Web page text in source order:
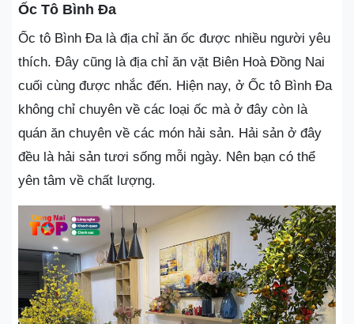
Ốc Tô Bình Đa
Ốc tô Bình Đa là địa chỉ ăn ốc được nhiều người yêu
thích. Đây cũng là địa chỉ ăn vặt Biên Hoà Đồng Nai
cuối cùng được nhắc đến. Hiện nay, ở Ốc tô Bình Đa
không chỉ chuyên về các loại ốc mà ở đây còn là
quán ăn chuyên về các món hải sản. Hải sản ở đây
đều là hải sản tươi sống mỗi ngày. Nên bạn có thể
yên tâm về chất lượng.